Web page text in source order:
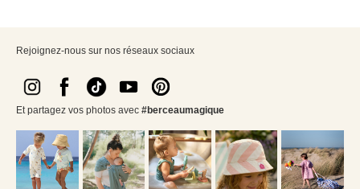
Rejoignez-nous sur nos réseaux sociaux
Et partagez vos photos avec #berceaumagique